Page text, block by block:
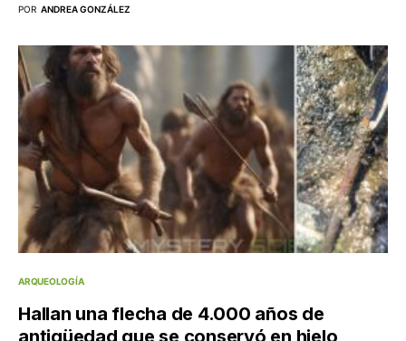
POR ANDREA GONZÁLEZ
ARQUEOLOGÍA
Hallan una flecha de 4.000 años de
antigüedad que se conservó en hielo